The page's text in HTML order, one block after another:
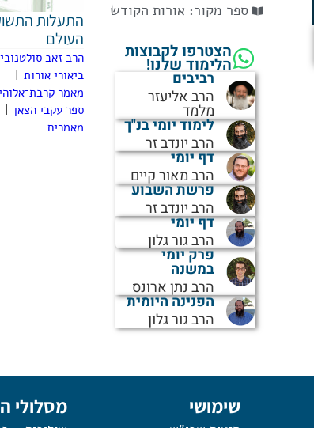
ספר מקור: אורות הקודש
הצטרפו לקבוצות
הלימוד שלנו!
רביבים
הרב אליעזר
מלמד
לימוד יומי בנ"ך
הרב יונדב זר
דף יומי
הרב מאור קיים
פרשת השבוע
הרב יונדב זר
דף יומי
הרב גור גלון
פרק יומי
במשנה
הרב נתן ארונס
הפנינה היומית
הרב גור גלון
התעלות
העולם
הרב זאב
ביאורי אורות |
מאמר
ספר עקבי הצאן |
מאמרים
שימושי מסלולי